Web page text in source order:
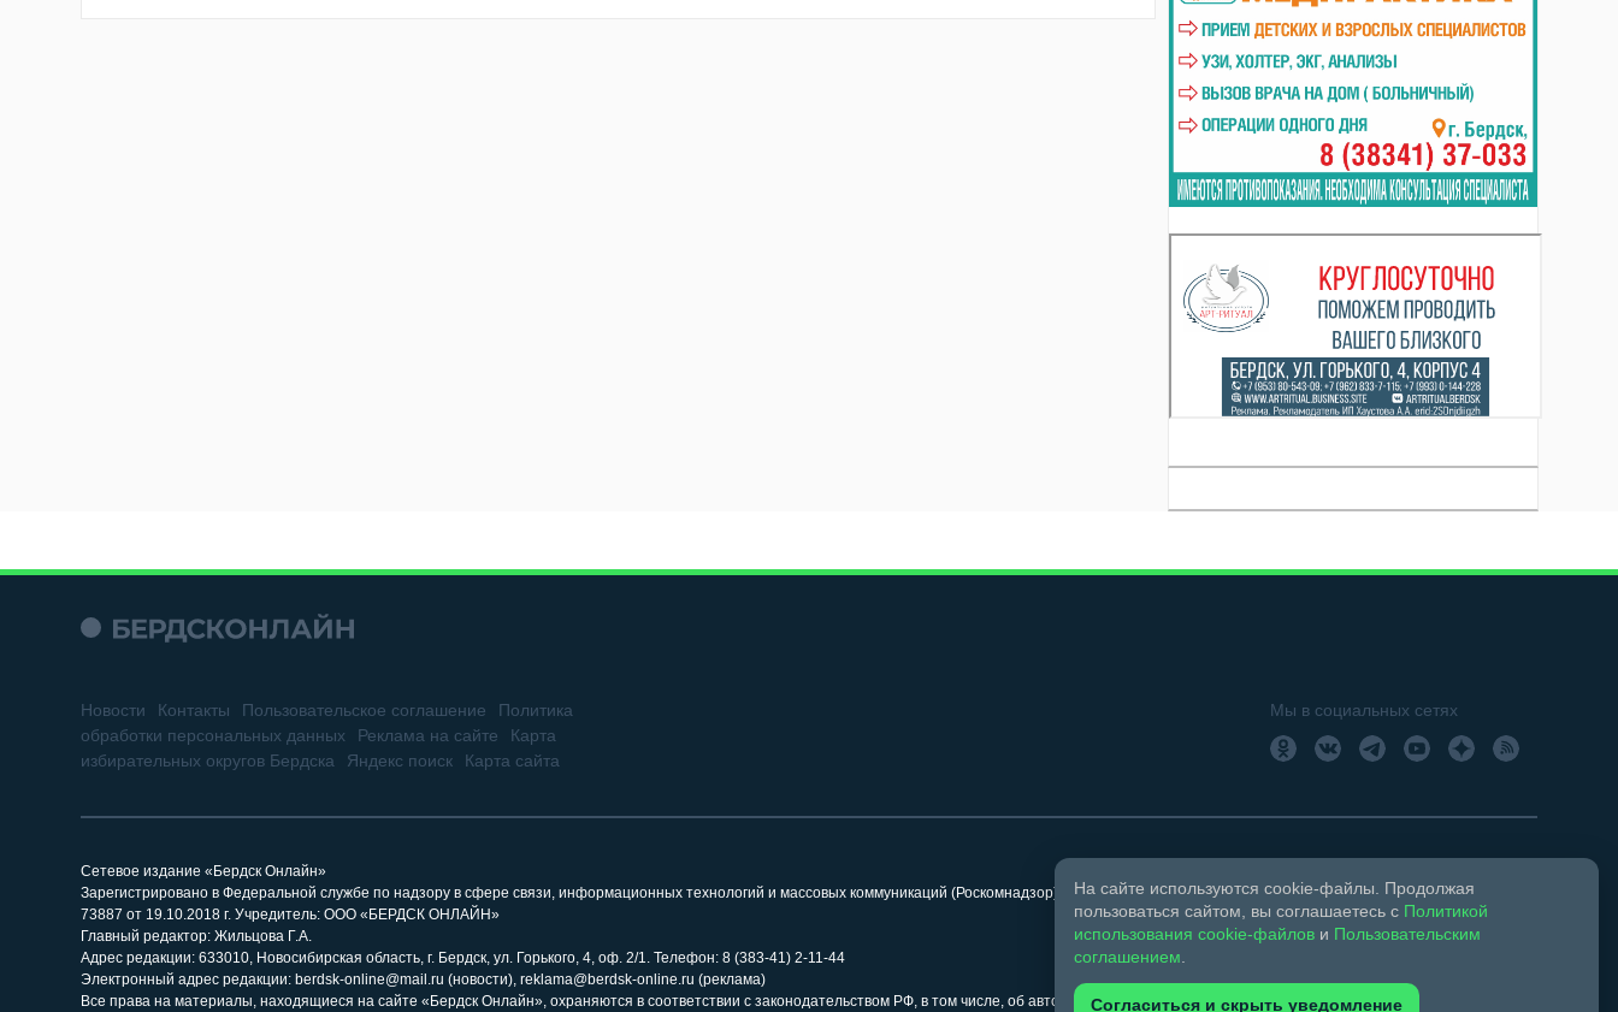
Новости Контакты Пользовательское соглашение
Политика
обработки персональных данных
Реклама на сайте
Карта
избирательных округов Бердска
Яндекс поиск Карта сайта
Мы в социальных сетях
Сетевое издание «Бердск Онлайн»
Зарегистрировано в Федеральной службе по надзору в сфере связи, информационных технологий и массовых коммуникаций (Роскомнадзор). Свидетельство о регистрации СМИ ЭЛ № ФС 77 –
73887 от 19.10.2018 г. Учредитель: ООО «БЕРДСК ОНЛАЙН»
Главный редактор: Жильцова Г.А.
Адрес редакции: 633010, Новосибирская область, г. Бердск, ул. Горького, 4, оф. 2/1. Телефон: 8 (383-41) 2-11-44
Электронный адрес редакции: berdsk-online@mail.ru (новости), reklama@berdsk-online.ru (реклама)
Все права на материалы, находящиеся на сайте «Бердск Онлайн», охраняются в соответствии с законодательством РФ, в том числе, об авторском праве и смежных правах.
18+
На сайте используются cookie-файлы. Продолжая
пользоваться сайтом, вы соглашаетесь с Политикой
использования cookie-файлов и Пользовательским
соглашением
Согласиться и скрыть уведомление